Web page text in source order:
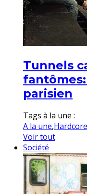
Tunnels
parisien
Tags à la une :
A la une,Hardcore
Voir tout
Société